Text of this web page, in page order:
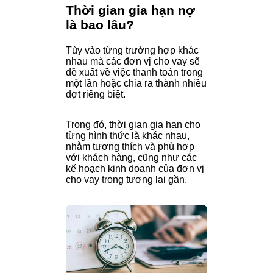
Thời gian gia hạn nợ
là bao lâu?
Tùy vào từng trường hợp khác
nhau mà các đơn vị cho vay sẽ
đề xuất về việc thanh toán trong
một lần hoặc chia ra thành nhiều
đợt riêng biệt.
Trong đó, thời gian gia hạn cho
từng hình thức là khác nhau,
nhằm tương thích và phù hợp
với khách hàng, cũng như các
kế hoạch kinh doanh của đơn vị
cho vay trong tương lai gần.